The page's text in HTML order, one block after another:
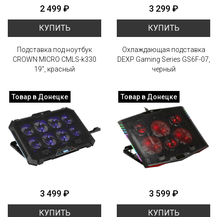
2 499 ₽
КУПИТЬ
Подставка под ноутбук
CROWN MICRO CMLS-k330
19", красный
3 299 ₽
КУПИТЬ
Охлаждающая подставка
DEXP Gaming Series GS6F-07,
черный
Товар в Донецке
3 499 ₽
КУПИТЬ
Товар в Донецке
3 599 ₽
КУПИТЬ